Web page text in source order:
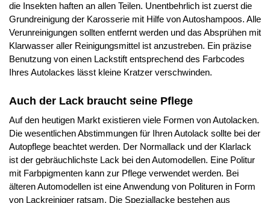
die Insekten haften an allen Teilen. Unentbehrlich ist zuerst die
Grundreinigung der Karosserie mit Hilfe von Autoshampoos. Alle
Verunreinigungen sollten entfernt werden und das Absprühen mit
Klarwasser aller Reinigungsmittel ist anzustreben. Ein präzise
Benutzung von einen Lackstift entsprechend des Farbcodes
Ihres Autolackes lässt kleine Kratzer verschwinden.
Auch der Lack braucht seine Pflege
Auf den heutigen Markt existieren viele Formen von Autolacken.
Die wesentlichen Abstimmungen für Ihren Autolack sollte bei der
Autopflege beachtet werden. Der Normallack und der Klarlack
ist der gebräuchlichste Lack bei den Automodellen. Eine Politur
mit Farbpigmenten kann zur Pflege verwendet werden. Bei
älteren Automodellen ist eine Anwendung von Polituren in Form
von Lackreiniger ratsam. Die Speziallacke bestehen aus